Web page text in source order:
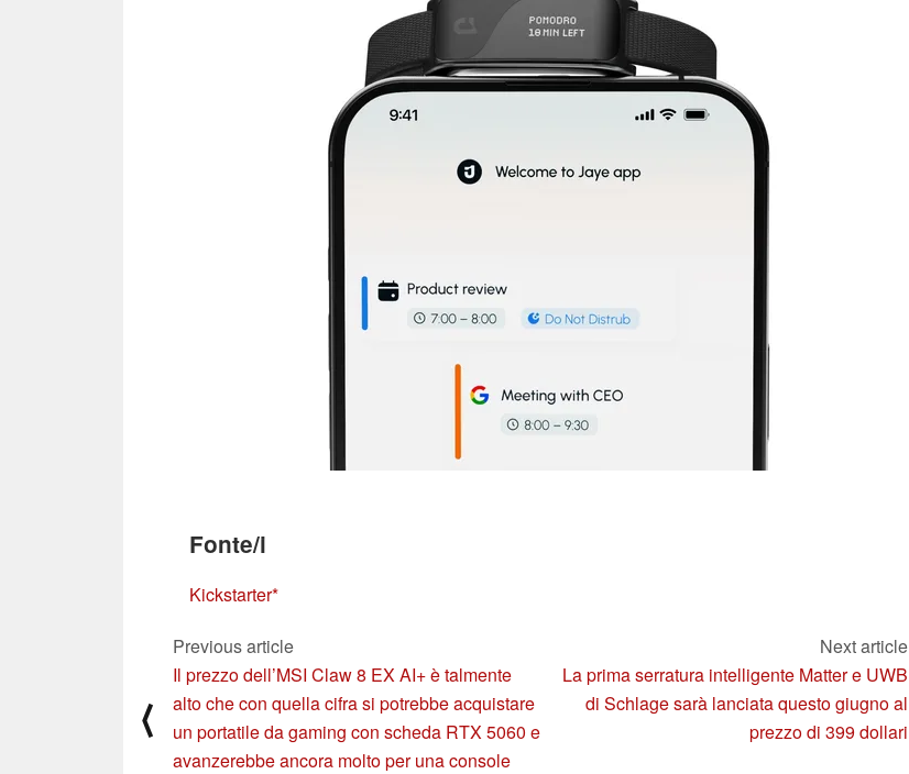
Fonte/i
Kickstarter
⟨
Previous article
Il prezzo dell’MSI Claw 8 EX AI+ è talmente
alto che con quella cifra si potrebbe acquistare
un portatile da gaming con scheda RTX 5060 e
avanzerebbe ancora molto per una console
Next article
La prima serratura intelligente Matter e UWB
di Schlage sarà lanciata questo giugno al
prezzo di 399 dollari